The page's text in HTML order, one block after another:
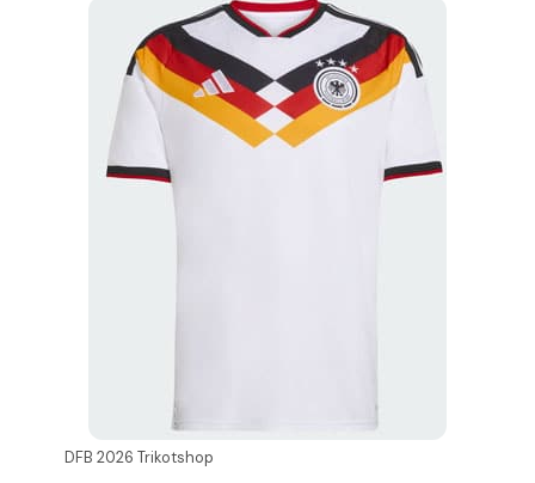
DFB 2026 Trikotshop